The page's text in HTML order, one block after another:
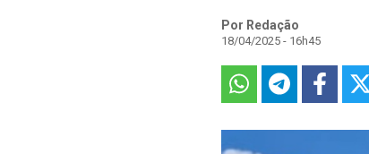
Por Redação
18/04/2025 - 16h45